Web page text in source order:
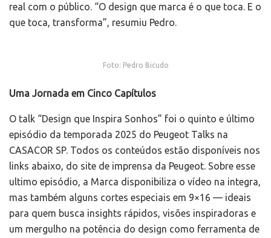
real com o público. “O design que marca é o que toca. E o
que toca, transforma”, resumiu Pedro.
Foto: Pedro Bicudo
Uma Jornada em Cinco Capítulos
O talk “Design que Inspira Sonhos” foi o quinto e último
episódio da temporada 2025 do Peugeot Talks na
CASACOR SP. Todos os conteúdos estão disponíveis nos
links abaixo, do site de imprensa da Peugeot. Sobre esse
ultimo episódio, a Marca disponibiliza o vídeo na integra,
mas também alguns cortes especiais em 9×16 — ideais
para quem busca insights rápidos, visões inspiradoras e
um mergulho na potência do design como ferramenta de